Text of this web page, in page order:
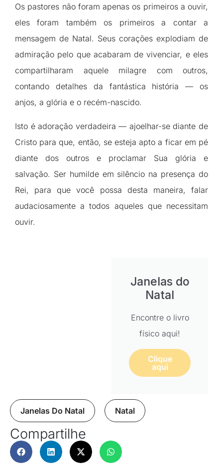
Os pastores não foram apenas os primeiros a ouvir,
eles foram também os primeiros a contar a
mensagem de Natal. Seus corações explodiam de
admiração pelo que acabaram de vivenciar, e eles
compartilharam aquele milagre com outros,
contando detalhes da fantástica história — os
anjos, a glória e o recém-nascido.
Isto é adoração verdadeira — ajoelhar-se diante de
Cristo para que, então, se esteja apto a ficar em pé
diante dos outros e proclamar Sua glória e
salvação. Ser humilde em silêncio na presença do
Rei, para que você possa desta maneira, falar
audaciosamente a todos aqueles que necessitam
ouvir.
Janelas do
Natal
Encontre o livro
físico aqui!
Clique
aqui
Janelas Do Natal Natal
Compartilhe